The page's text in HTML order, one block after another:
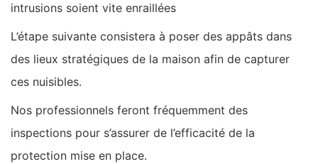
intrusions soient vite enraillées
L’étape suivante consistera à poser des appâts dans
des lieux stratégiques de la maison afin de capturer
ces nuisibles.
Nos professionnels feront fréquemment des
inspections pour s’assurer de l’efficacité de la
protection mise en place.